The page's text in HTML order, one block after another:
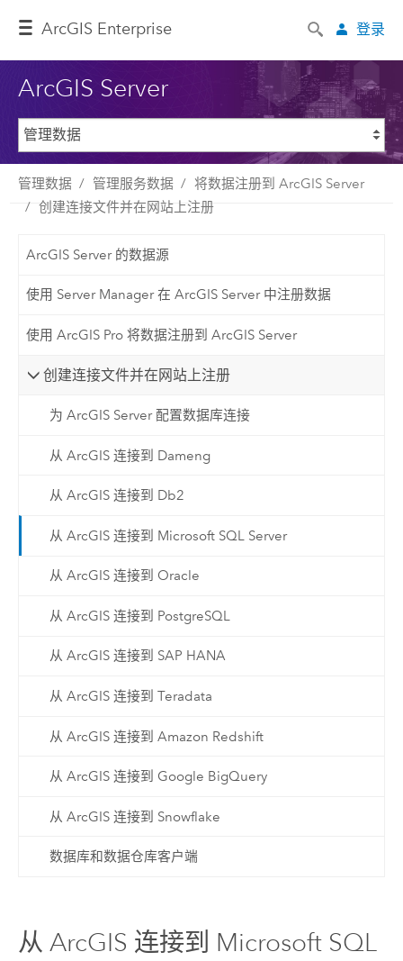
ArcGIS Enterprise 登录
ArcGIS Server
管理数据 管理服务数据
将数据注册到 ArcGIS Server
创建连接文件并在网站上注册
ArcGIS Server 的数据源
使用 Server Manager 在 ArcGIS Server 中注册数据
使用 ArcGIS Pro 将数据注册到 ArcGIS Server
创建连接文件并在网站上注册
为 ArcGIS Server 配置数据库连接
从 ArcGIS 连接到 Dameng
从 ArcGIS 连接到 Db2
从 ArcGIS 连接到 Microsoft SQL Server
从 ArcGIS 连接到 Oracle
从 ArcGIS 连接到 PostgreSQL
从 ArcGIS 连接到 SAP HANA
从 ArcGIS 连接到 Teradata
从 ArcGIS 连接到 Amazon Redshift
从 ArcGIS 连接到 Google BigQuery
从 ArcGIS 连接到 Snowflake
数据库和数据仓库客户端
从 ArcGIS 连接到 Microsoft SQL